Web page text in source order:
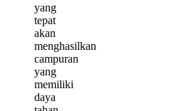
yang
tepat
akan
menghasilkan
campuran
yang
memiliki
daya